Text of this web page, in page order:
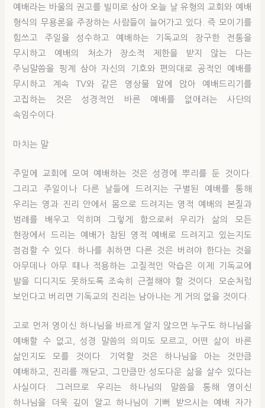
예배라는 바울의 권고를 빌미로 삼아 오늘 날 유형의 교회와 예배
형식의 무용론을 주장하는 사람들이 늘어가고 있다. 즉 모이기를
힘쓰고 주일을 성수하고 예배하는 기독교의 장구한 전통을
무시하고 예배의 처소가 장소적 제한을 받지 않는 다는
주님말씀을 핑계 삼아 자신의 기호와 편의대로 공적인 예배를
무시하고 계속 TV와 같은 영상물 앞에 앉아 예배드리기를
고집하는 것은 성경적인 바른 예배를 없애려는 사단의
속임수이다.
마치는 말
주일에 교회에 모여 예배하는 것은 성경에 뿌리를 둔 것이다.
그리고 주일이나 다른 날들에 드려지는 구별된 예배를 통해
우리는 영과 진리 안에서 몸으로 드려지는 영적 예배의 본질과
범례를 배우고 익히며 그렇게 함으로써 우리가 삶의 모든
현장에서 드리는 예배가 참된 영적 예배로 드려지고 있는지도
점검할 수 있다. 하나를 취하면 다른 것은 버려야 한다는 것을
아무데나 아무 때나 적용하는 고질적인 악습은 이제 기독교에
발을 디디지도 못하도록 조속히 근절해야 할 것이다. 모순처럼
보인다고 버리면 기독교의 진리는 남아나는 게 거의 없을 것이다.
고로 먼저 영이신 하나님을 바르게 알지 않으면 누구도 하나님을
예배할 수 없고, 성경 말씀의 의미도 모르고, 어떤 삶이 바른
삶인지도 모를 것이다. 기억할 것은 하나님을 아는 것만큼
예배하고, 진리를 깨닫고, 그만큼만 성도다운 삶을 살수 있다는
사실이다. 그러므로 우리는 하나님의 말씀을 통해 영이신
하나님을 더욱 깊이 알고 하나님이 기뻐 받으시는 예배 자가